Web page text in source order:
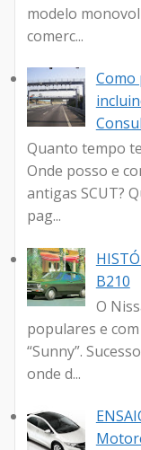
modelo
comerc...
Como
Quanto tempo
Onde posso e
antigas SCUT?
pag...
B210
O
populares e
“Sunny”.
onde d...